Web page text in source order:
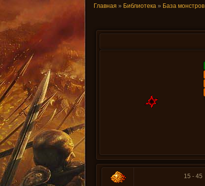
Главная » Библиотека » База монстров
15 - 45